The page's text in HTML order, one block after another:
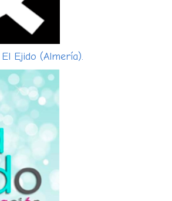
Ejido (Almería).